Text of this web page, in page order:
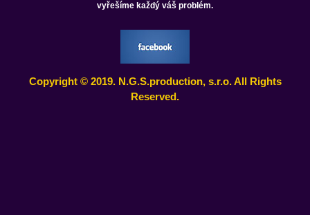
vyřešíme každý váš problém.
Copyright © 2019. N.G.S.production, s.r.o. All Rights
Reserved.